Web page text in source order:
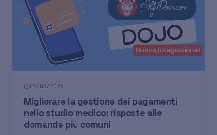
01/08/2025
Migliorare la gestione dei pagamenti
nello studio medico: risposte alle
domande più comuni